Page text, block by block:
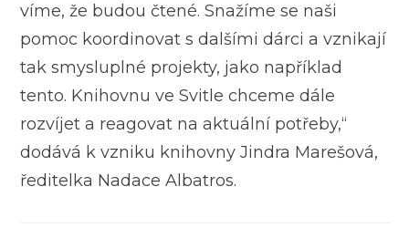
víme, že budou čtené. Snažíme se naši
pomoc koordinovat s dalšími dárci a vznikají
tak smysluplné projekty, jako například
tento. Knihovnu ve Svitle chceme dále
rozvíjet a reagovat na aktuální potřeby,“
dodává k vzniku knihovny Jindra Marešová,
ředitelka Nadace Albatros.